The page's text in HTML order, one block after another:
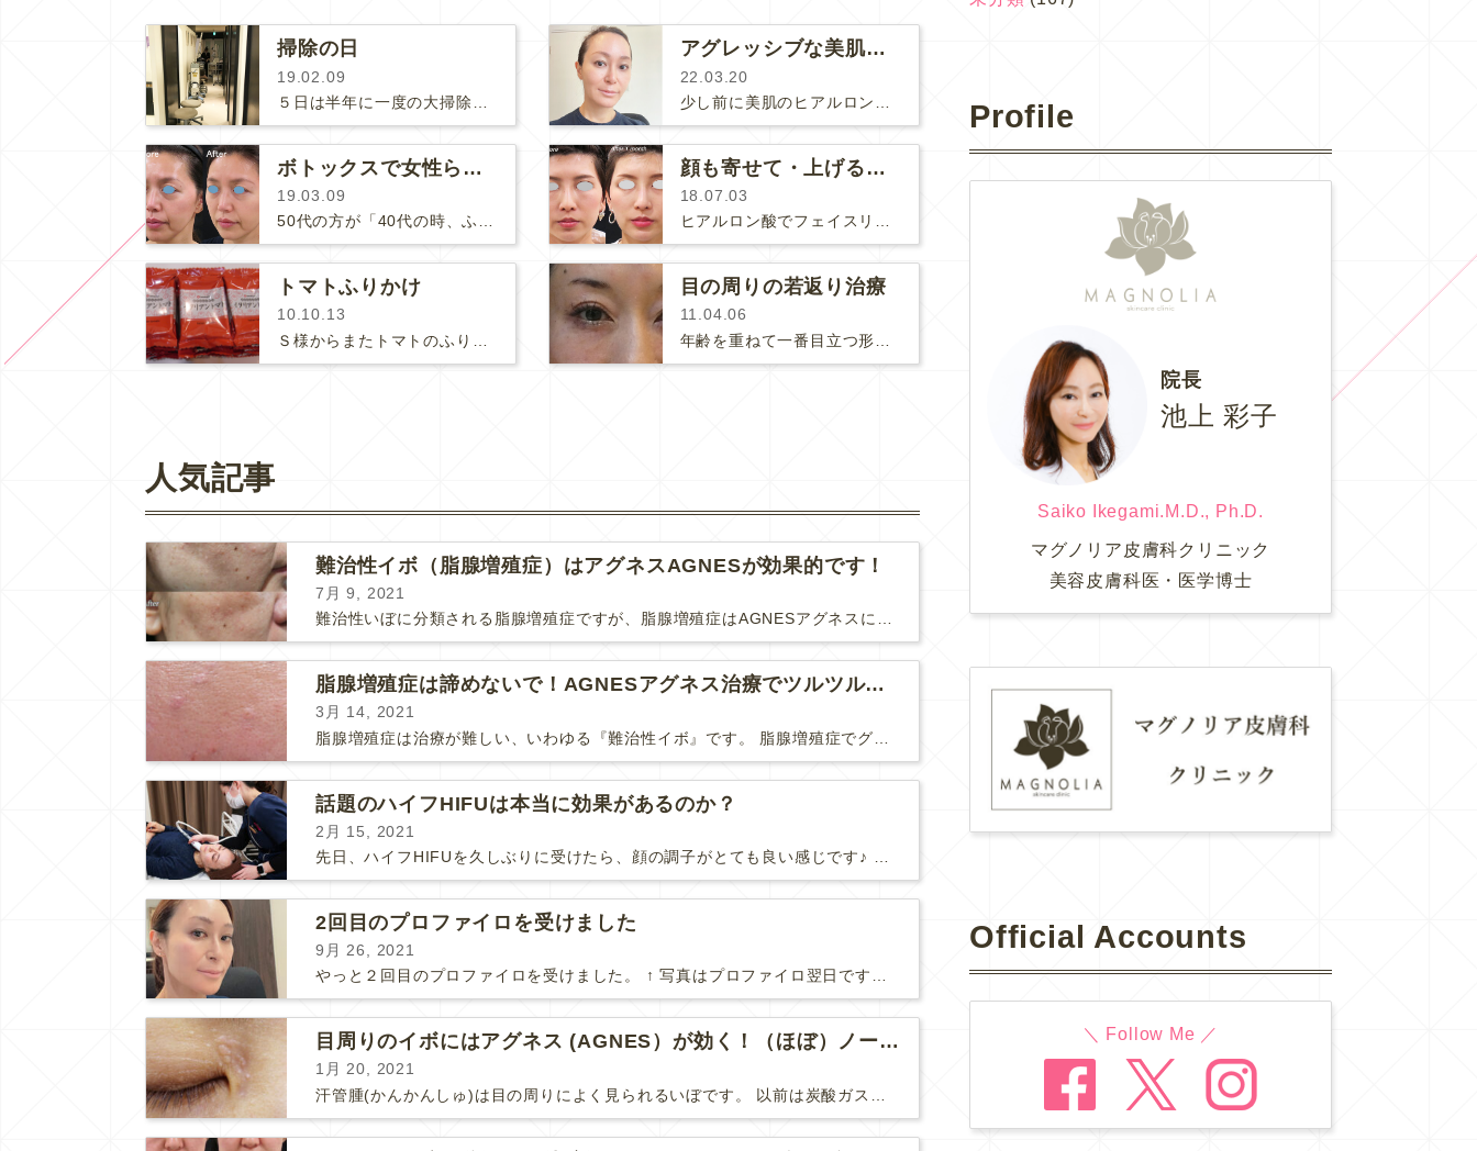
掃除の日
19.02.09
アグレッシブな美肌治療は50歳までに済ませておくことをお勧めします
22.03.20
ボトックスで女性らしいお顔に！
19.03.09
顔も寄せて・上げると美しくなる！
18.07.03
トマトふりかけ
10.10.13
目の周りの若返り治療
11.04.06
人気記事
難治性イボ（脂腺増殖症）はアグネスAGNESが効果的です！
7月 9, 2021
脂腺増殖症は諦めないで！AGNESアグネス治療でツルツル肌に！
3月 14, 2021
話題のハイフHIFUは本当に効果があるのか？
2月 15, 2021
2回目のプロファイロを受けました
9月 26, 2021
やっと２回目のプロファイロを受けました。 ↑ 写真はプロファイロ翌日です。 この距離の写真では凹凸は映らないですし、 実物も、首がよく見ると凹凸が残っている位で、 それも３日で...
目周りのイボにはアグネス (AGNES）が効く！（ほぼ）ノーダウンタイムのイボ治療
1月 20, 2021
Profile
院長
池上 彩子
Saiko Ikegami.M.D., Ph.D.
マグノリア皮膚科クリニック
美容皮膚科医・医学博士
Official Accounts
＼ Follow Me ／